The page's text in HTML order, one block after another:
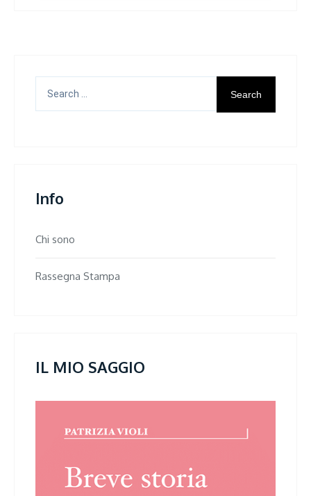
for:
Info
Chi sono
Rassegna Stampa
IL MIO SAGGIO